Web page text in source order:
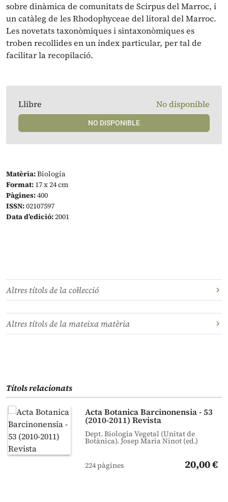
sobre dinàmica de comunitats de Scirpus del Marroc, i
un catàleg de les Rhodophyceae del litoral del Marroc.
Les novetats taxonòmiques i sintaxonòmiques es
troben recollides en un índex particular, per tal de
facilitar la recopilació.
Matèria:Biologia
Format: 17 x 24 cm
Pàgines:400
ISSN:02107597
Data d’edició:2001
Llibre No disponible
NO DISPONIBLE
Altres títols de la col·lecció
Altres títols de la mateixa matèria
Títols relacionats
Acta Botanica Barcinonensia - 53
(2010-2011) Revista
Dept. Biologia Vegetal (Unitat de
Botànica). Josep Maria Ninot (ed.)
224 pàgines 20,00 €